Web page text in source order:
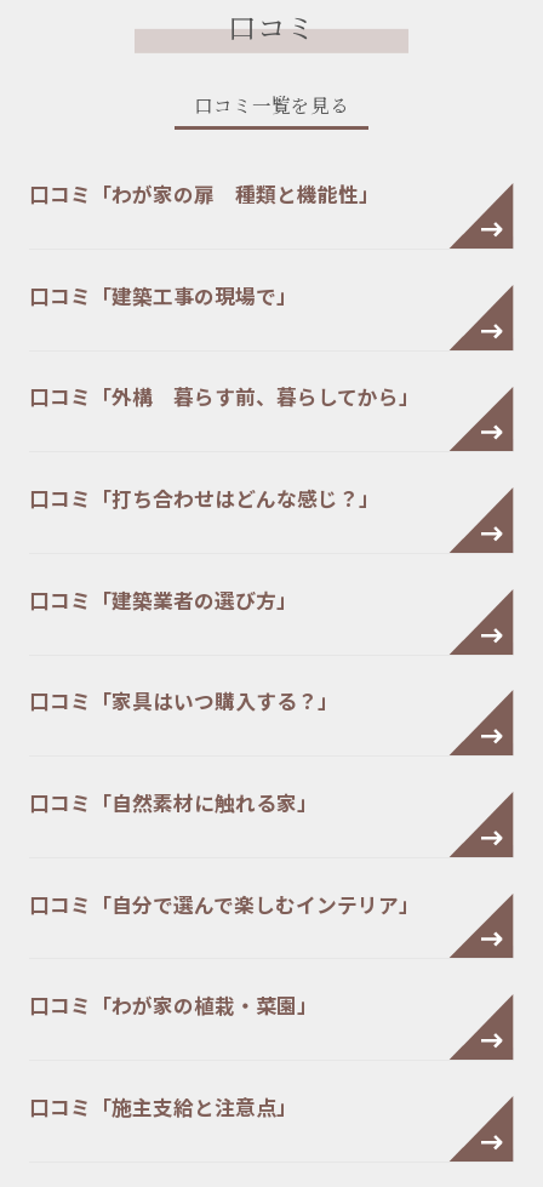
口コミ
口コミ一覧を見る
口コミ「わが家の扉 種類と機能性」
口コミ「建築工事の現場で」
口コミ「外構 暮らす前、暮らしてから」
口コミ「打ち合わせはどんな感じ？」
口コミ「建築業者の選び方」
口コミ「家具はいつ購入する？」
口コミ「自然素材に触れる家」
口コミ「自分で選んで楽しむインテリア」
口コミ「わが家の植栽・菜園」
口コミ「施主支給と注意点」